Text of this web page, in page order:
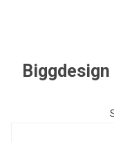
Biggdesign